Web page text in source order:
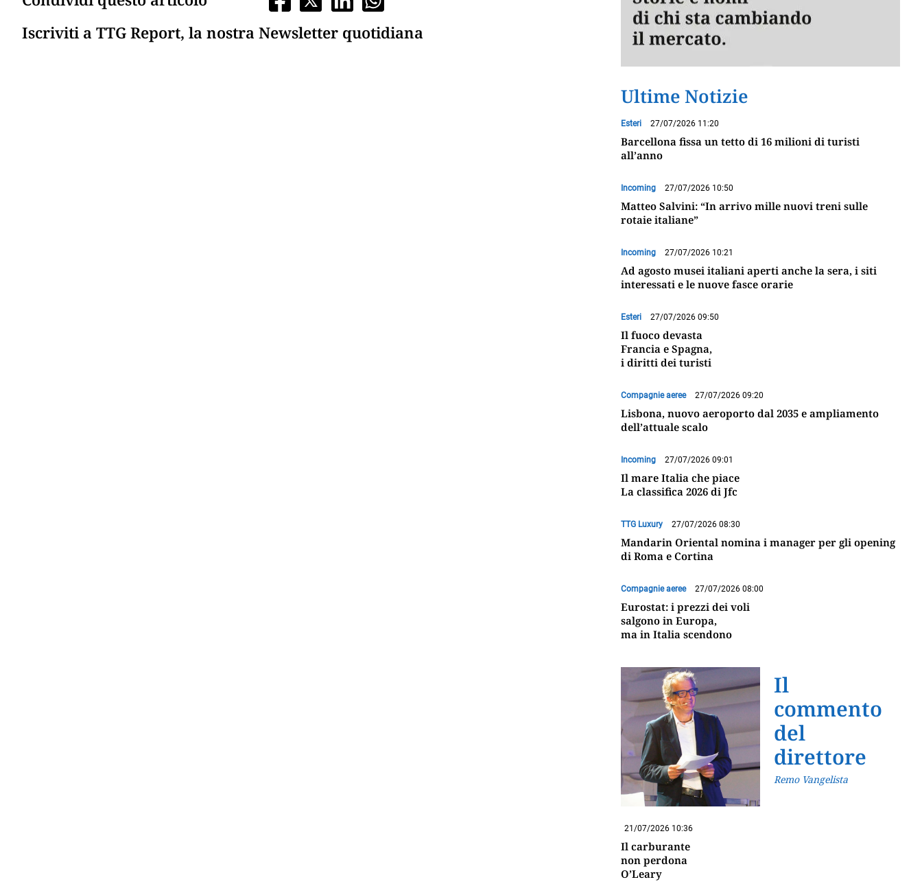
Iscriviti a TTG Report, la nostra Newsletter quotidiana
Ultime Notizie
Esteri 27/07/2026 11:20
Barcellona fissa un tetto di 16 milioni di turisti
all’anno
Incoming 27/07/2026 10:50
Matteo Salvini: “In arrivo mille nuovi treni sulle
rotaie italiane”
Incoming 27/07/2026 10:21
Ad agosto musei italiani aperti anche la sera, i siti
interessati e le nuove fasce orarie
Esteri 27/07/2026 09:50
Il fuoco devasta
Francia e Spagna,
i diritti dei turisti
Compagnie aeree 27/07/2026 09:20
Lisbona, nuovo aeroporto dal 2035 e ampliamento
dell’attuale scalo
Incoming 27/07/2026 09:01
Il mare Italia che piace
La classifica 2026 di Jfc
TTG Luxury 27/07/2026 08:30
Mandarin Oriental nomina i manager per gli opening
di Roma e Cortina
Compagnie aeree 27/07/2026 08:00
Eurostat: i prezzi dei voli
salgono in Europa,
ma in Italia scendono
Il
commento
del
direttore
Remo Vangelista
21/07/2026 10:36
Il carburante
non perdona
O’Leary